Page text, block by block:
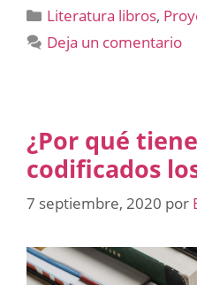
Categorías
Literatura libros,
Deja un comentario
¿Por qué
codificados
7 septiembre, 2020 por